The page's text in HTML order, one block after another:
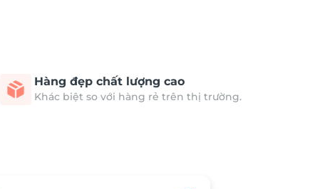
Hàng đẹp chất lượng cao
Khác biệt so với hàng rẻ trên thị trường.